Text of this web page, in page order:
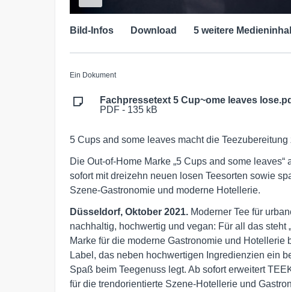
Bild-Infos Download 5 weitere
Ein Dokument
Fachpressetext 5 Cup~ome leaves
PDF - 135 kB
5 Cups and some leaves macht die Teezubereitung
Die Out-of-Home Marke „5 Cups and some
sofort mit dreizehn neuen losen Teesorten sowie
Szene-Gastronomie und moderne Hotellerie.
Düsseldorf, Oktober 2021. Moderner Tee für
nachhaltig, hochwertig und vegan: Für all das steht
Marke für die moderne Gastronomie und
Label, das neben hochwertigen Ingredienzien ein
Spaß beim Teegenuss legt. Ab sofort erweitert
für die trendorientierte Szene-Hotellerie und